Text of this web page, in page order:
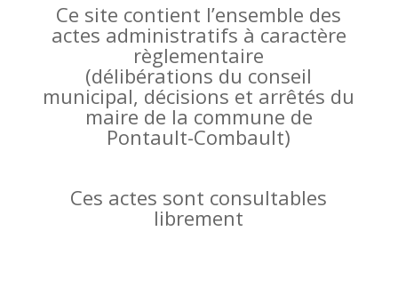
Ce site contient l’ensemble des
actes administratifs à caractère
règlementaire
(délibérations du conseil
municipal, décisions et arrêtés du
maire de la commune de
Pontault-Combault)
Ces actes sont consultables
librement